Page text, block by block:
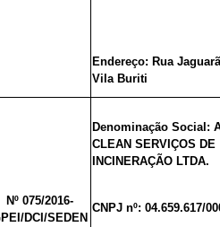
Endereço: Rua
Vila Buriti
Nº 075/2016-
DCI/SEDEN
Denominação Social:
CLEAN SERVIÇOS DE
INCINERAÇÃO LTDA.
CNPJ nº: 04.659.617/